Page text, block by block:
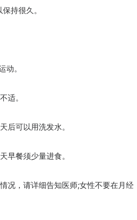
持很久。
。
适。
可以用洗发水。
餐须少量进食。
，请详细告知医师;女性不要在月经